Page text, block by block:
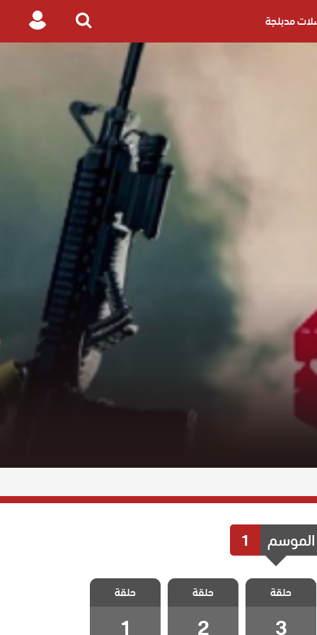
مدبلجة
Search
Login
الموسم 1
مسلسل
المحارب الحلقة
3
حلقة
3
مسلسل
المحارب الحلقة
2
حلقة
2
مسلسل
المحارب الحلقة
1
حلقة
1